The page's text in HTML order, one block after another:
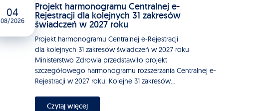
04
08/2026
Projekt harmonogramu Centralnej e-
Rejestracji dla kolejnych 31 zakresów
świadczeń w 2027 roku
Projekt harmonogramu Centralnej e-Rejestracji
dla kolejnych 31 zakresów świadczeń w 2027 roku
Ministerstwo Zdrowia przedstawiło projekt
szczegółowego harmonogramu rozszerzania Centralnej e-
Rejestracji w 2027 roku. Kolejne 31 zakresów...
Czytaj więcej